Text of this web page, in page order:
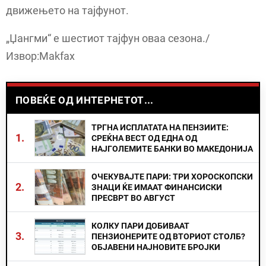
движењето на тајфунот.
„Џангми“ е шестиот тајфун оваа сезона./
Извор:Makfax
ПОВЕЌЕ ОД ИНТЕРНЕТОТ...
1.
ТРГНА ИСПЛАТАТА НА ПЕНЗИИТЕ:
СРЕЌНА ВЕСТ ОД ЕДНА ОД
НАЈГОЛЕМИТЕ БАНКИ ВО МАКЕДОНИЈА
2.
ОЧЕКУВАЈТЕ ПАРИ: ТРИ ХОРОСКОПСКИ
ЗНАЦИ ЌЕ ИМААТ ФИНАНСИСКИ
ПРЕСВРТ ВО АВГУСТ
3.
КОЛКУ ПАРИ ДОБИВААТ
ПЕНЗИОНЕРИТЕ ОД ВТОРИОТ СТОЛБ?
ОБЈАВЕНИ НАЈНОВИТЕ БРОЈКИ